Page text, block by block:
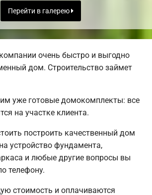
Перейти в галерею
очень быстро и выгодно
дом. Строительство займет
уже готовые домокомплекты: все
на участке клиента.
построить качественный дом
устройство фундамента,
и любые другие вопросы вы
телефону.
стоимость и оплачиваются